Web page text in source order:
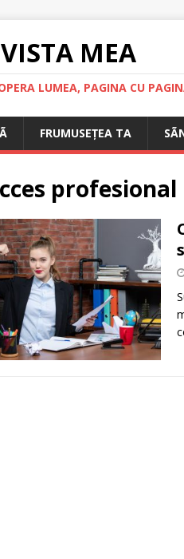
MEA
LUMEA, PAGINA CU
FRUMUSEȚEA TA
profesional